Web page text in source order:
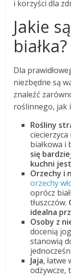
i korzyści dla
Jakie
białka?
Dla
niezbędne są
znaleźć
roślinnego, jak
Rośliny
białkowa i
się
kuchni
Orzechy i
orzechy
oprócz
tłuszczów.
idealna
Osoby z
docenią
stanowią
Jaja,
odżywcze,